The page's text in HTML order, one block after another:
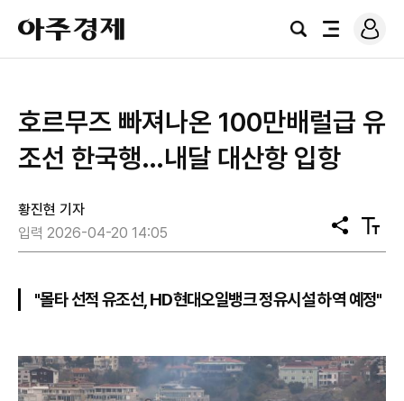
아
주
경
검
전
로
그
호르무즈 빠져나온 100만배럴급 유
조선 한국행…내달 대산항 입항
황진현 기자
입력 2026-04-20 14:05
공
유
텍
스
기
"몰타 선적 유조선, HD현대오일뱅크 정유시설 하역 예정"